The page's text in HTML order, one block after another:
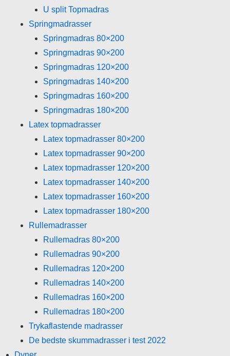
U split Topmadras
Springmadrasser
Springmadras 80×200
Springmadras 90×200
Springmadras 120×200
Springmadras 140×200
Springmadras 160×200
Springmadras 180×200
Latex topmadrasser
Latex topmadrasser 80×200
Latex topmadrasser 90×200
Latex topmadrasser 120×200
Latex topmadrasser 140×200
Latex topmadrasser 160×200
Latex topmadrasser 180×200
Rullemadrasser
Rullemadras 80×200
Rullemadras 90×200
Rullemadras 120×200
Rullemadras 140×200
Rullemadras 160×200
Rullemadras 180×200
Trykaflastende madrasser
De bedste skummadrasser i test 2022